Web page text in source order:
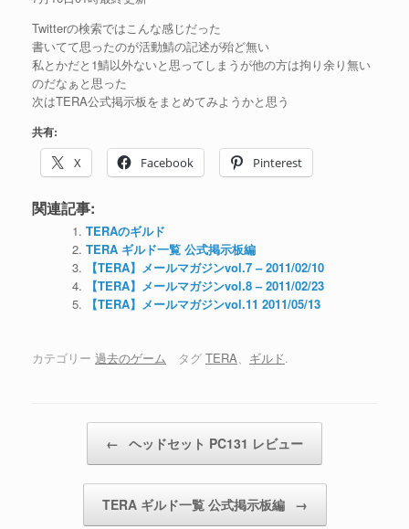
Twitterの検索ではこんな感じだった
書いてて思ったのが活動鯖の記述が殆ど無い
私とかだと1鯖以外ないと思ってしまうが他の方は拘り余り無い
のだなぁと思った
次はTERA公式掲示板をまとめてみようかと思う
共有:
X
Facebook Pinterest
関連記事:
TERAのギルド
TERA ギルド一覧 公式掲示板編
【TERA】メールマガジンvol.7 – 2011/02/10
【TERA】メールマガジンvol.8 – 2011/02/23
【TERA】メールマガジンvol.11 2011/05/13
カテゴリー 過去のゲーム タグ TERA、 ギルド.
← ヘッドセット PC131 レビュー
TERA ギルド一覧 公式掲示板編 →